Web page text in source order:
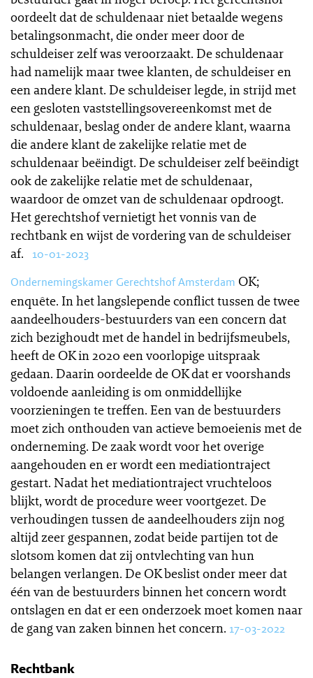
oordeelt dat de schuldenaar niet betaalde wegens
betalingsonmacht, die onder meer door de
schuldeiser zelf was veroorzaakt. De schuldenaar
had namelijk maar twee klanten, de schuldeiser en
een andere klant. De schuldeiser legde, in strijd met
een gesloten vaststellingsovereenkomst met de
schuldenaar, beslag onder de andere klant, waarna
die andere klant de zakelijke relatie met de
schuldenaar beëindigt. De schuldeiser zelf beëindigt
ook de zakelijke relatie met de schuldenaar,
waardoor de omzet van de schuldenaar opdroogt.
Het gerechtshof vernietigt het vonnis van de
rechtbank en wijst de vordering van de schuldeiser
af.
10-01-2023
Ondernemingskamer Gerechtshof Amsterdam OK;
enquête. In het langslepende conflict tussen de twee
aandeelhouders-bestuurders van een concern dat
zich bezighoudt met de handel in bedrijfsmeubels,
heeft de OK in 2020 een voorlopige uitspraak
gedaan. Daarin oordeelde de OK dat er voorshands
voldoende aanleiding is om onmiddellijke
voorzieningen te treffen. Een van de bestuurders
moet zich onthouden van actieve bemoeienis met de
onderneming. De zaak wordt voor het overige
aangehouden en er wordt een mediationtraject
gestart. Nadat het mediationtraject vruchteloos
blijkt, wordt de procedure weer voortgezet. De
verhoudingen tussen de aandeelhouders zijn nog
altijd zeer gespannen, zodat beide partijen tot de
slotsom komen dat zij ontvlechting van hun
belangen verlangen. De OK beslist onder meer dat
één van de bestuurders binnen het concern wordt
ontslagen en dat er een onderzoek moet komen naar
de gang van zaken binnen het concern. 17-03-2022
Rechtbank